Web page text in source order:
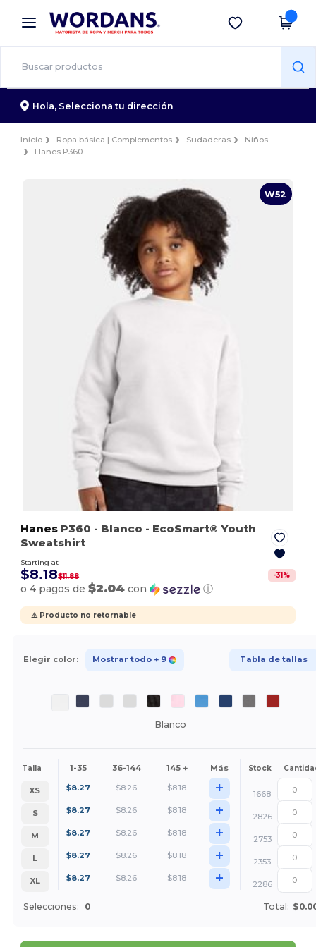
× App de Wordans
¡Mejores precios en app!
Descargar app
Hola, Selecciona tu dirección
Inicio Ropa básica | Complementos Sudaderas
Niños
Hanes P360
W52
Hanes P360 - Blanco - EcoSmart® Youth
Sweatshirt
Starting at
$8.18$11.88 -31 %
o 4 pagos de$2.04 con ⓘ
⚠️ Producto no retornable
Elegir color: Mostrar todo + 9 Tabla de tallas
Blanco
Talla 1-35 36-144 145 + Más Stock
XS $8.27 $8.26 $8.18 +
1668
S
$8.27 $8.26 $8.18 +
2826
M
$8.27 $8.26 $8.18 +
2753
L
$8.27 $8.26 $8.18 +
2353
XL
$8.27 $8.26 $8.18 + 2286
Selecciones: 0 Total: